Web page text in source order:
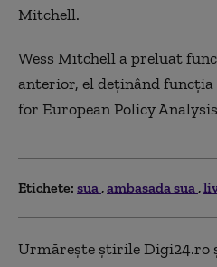
Mitchell.
Wess Mitchell a preluat
anterior, el deţinând funcţia
for European Policy Analysis
Etichete: sua ambasada sua
Urmărește știrile Digi24.ro